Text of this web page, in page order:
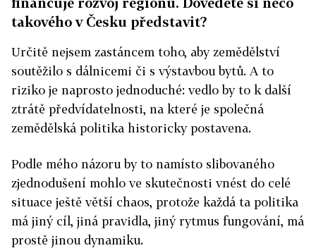
takového v Česku představit?
Určitě nejsem zastáncem toho, aby zemědělství
soutěžilo s dálnicemi či s výstavbou bytů. A to
riziko je naprosto jednoduché: vedlo by to k další
ztrátě předvídatelnosti, na které je společná
zemědělská politika historicky postavena.
Podle mého názoru by to namísto slibovaného
zjednodušení mohlo ve skutečnosti vnést do celé
situace ještě větší chaos, protože každá ta politika
má jiný cíl, jiná pravidla, jiný rytmus fungování, má
prostě jinou dynamiku.